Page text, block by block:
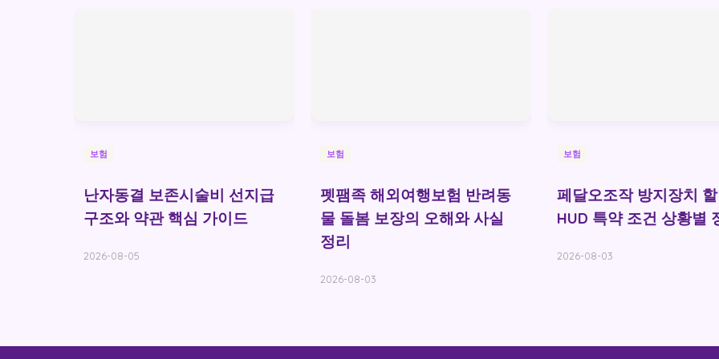
보험
난자동결 보존시술비 선지급
구조와 약관 핵심 가이드
2026-08-05
보험
펫팸족 해외여행보험 반려동
물 돌봄 보장의 오해와 사실
정리
2026-08-03
보험
페달오조작 방지장치
HUD 특약 조건 상황별
2026-08-03